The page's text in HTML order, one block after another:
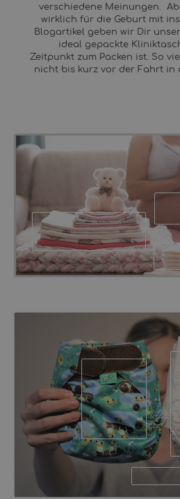
verschiedene Meinungen.
wirklich für die Geburt mit
Blogartikel geben wir Dir
ideal gepackte
Zeitpunkt zum Packen ist. So
nicht bis kurz vor der Fahrt in